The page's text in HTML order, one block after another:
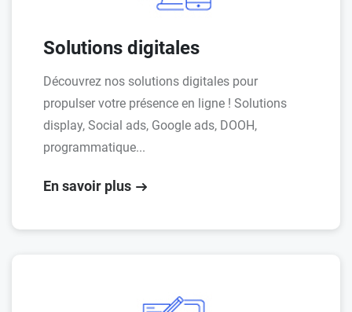
Solutions digitales
Découvrez nos solutions digitales pour
propulser votre présence en ligne ! Solutions
display, Social ads, Google ads, DOOH,
programmatique...
En savoir plus